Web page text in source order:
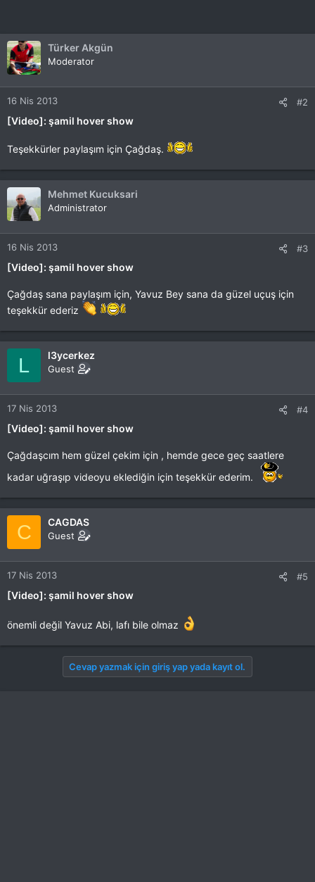
Türker Akgün
Moderator
16 Nis 2013 #2
[Video]: şamil hover show
Teşekkürler paylaşım için Çağdaş.
Mehmet Kucuksari
Administrator
16 Nis 2013 #3
[Video]: şamil hover show
Çağdaş sana paylaşım için, Yavuz Bey sana da güzel uçuş için
teşekkür ederiz
L l3ycerkez
Guest
17 Nis 2013 #4
[Video]: şamil hover show
Çağdaşcım hem güzel çekim için , hemde gece geç saatlere
kadar uğraşıp videoyu eklediğin için teşekkür ederim.
C CAGDAS
Guest
17 Nis 2013 #5
[Video]: şamil hover show
önemli değil Yavuz Abi, lafı bile olmaz
Cevap yazmak için giriş yap yada kayıt ol.